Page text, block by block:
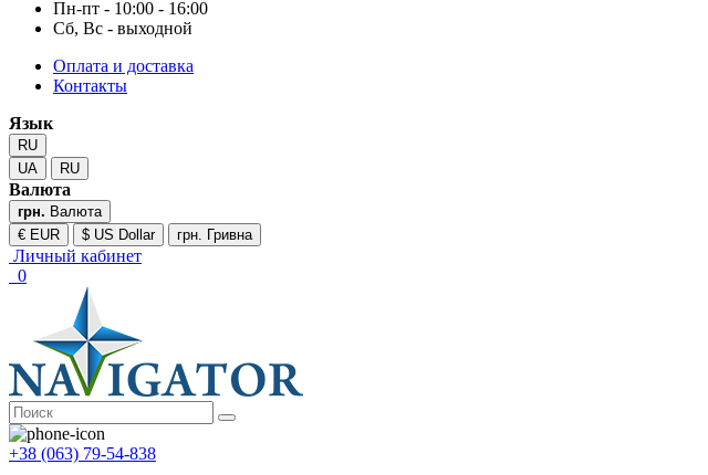
Пн-пт - 10:00 - 16:00
Сб, Вс - выходной
Оплата и доставка
Контакты
Язык
RU
UA
RU
Валюта
грн. Валюта
€ EUR
$ US Dollar грн. Гривна
Личный кабинет
0
+38 (063) 79-54-838